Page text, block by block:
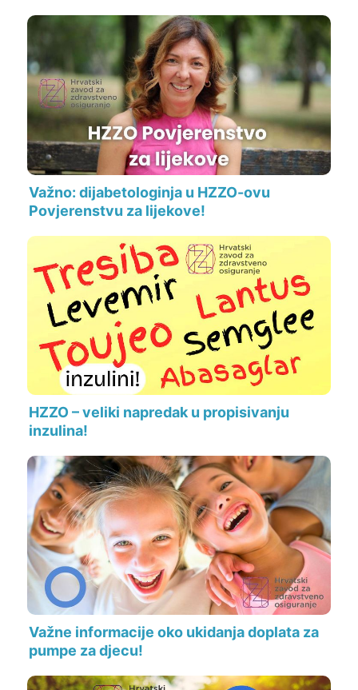
Važno: dijabetologinja u HZZO-ovu
Povjerenstvu za lijekove!
HZZO – veliki napredak u propisivanju
inzulina!
Važne informacije oko ukidanja doplata za
pumpe za djecu!